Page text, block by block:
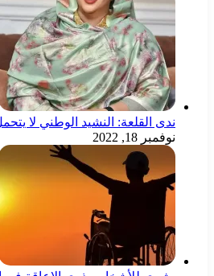
ندى القلعة: النشيد الوطني لا
نوفمبر 18, 2022